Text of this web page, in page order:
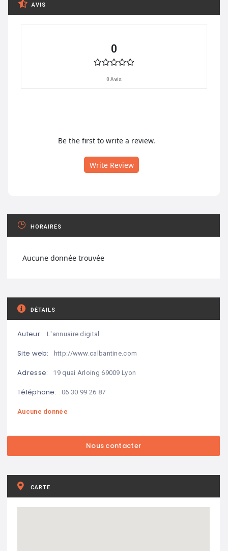
AVIS
0
0 Avis
Be the first to write a review.
Write Review
HORAIRES
Aucune donnée trouvée
DÉTAILS
Auteur: L'annuaire digital
Site web: http://www.calbantine.com
Adresse: 19 quai Arloing 69009 Lyon
Téléphone: 06 30 99 26 87
Aucune donnée
CARTE